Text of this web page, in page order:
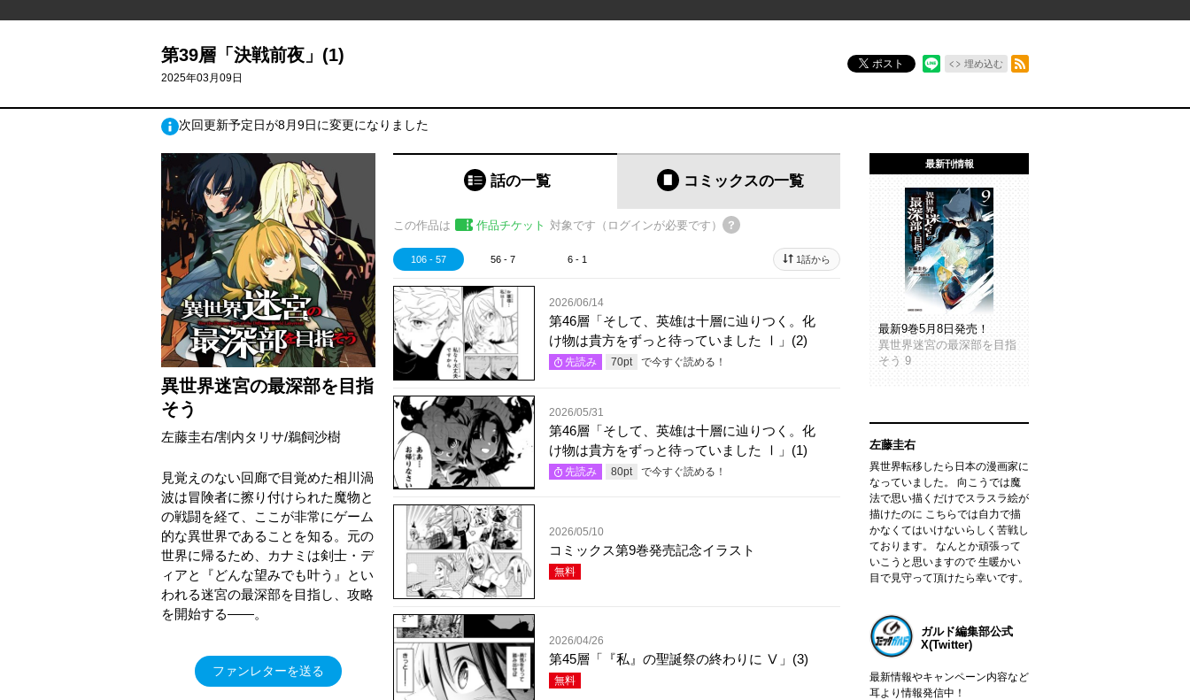
第39層「決戦前夜」(1)
2025年03月09日
ポスト 埋め込む
次回更新予定日が8月9日に変更になりました
異世界迷宮の最深部を目指
そう
左藤圭右/割内タリサ/鵜飼沙樹
見覚えのない回廊で目覚めた相川渦
波は冒険者に擦り付けられた魔物と
の戦闘を経て、ここが非常にゲーム
的な異世界であることを知る。元の
世界に帰るため、カナミは剣士・デ
ィアと『どんな望みでも叶う』とい
われる迷宮の最深部を目指し、攻略
を開始する――。
ファンレターを送る
話の一覧 コミックスの一覧
この作品は 作品チケット 対象です（ログインが必要です）
106 - 57 56 - 7 6 - 1 1話から
2026/06/14
第46層「そして、英雄は十層に辿りつく。化
け物は貴方をずっと待っていました Ⅰ」(2)
先読み 70pt で今すぐ読める！
2026/05/31
第46層「そして、英雄は十層に辿りつく。化
け物は貴方をずっと待っていました Ⅰ」(1)
先読み 80pt で今すぐ読める！
2026/05/10
コミックス第9巻発売記念イラスト
無料
2026/04/26
第45層「『私』の聖誕祭の終わりに Ⅴ」(3)
無料
最新刊情報
最新9巻5月8日発売！
異世界迷宮の最深部を目指
そう 9
左藤圭右
異世界転移したら日本の漫画家に
なっていました。 向こうでは魔
法で思い描くだけでスラスラ絵が
描けたのに こちらでは自力で描
かなくてはいけないらしく苦戦し
ております。 なんとか頑張って
いこうと思いますので 生暖かい
目で見守って頂けたら幸いです。
ガルド編集部公式
X(Twitter)
最新情報やキャンペーン内容など
耳より情報発信中！